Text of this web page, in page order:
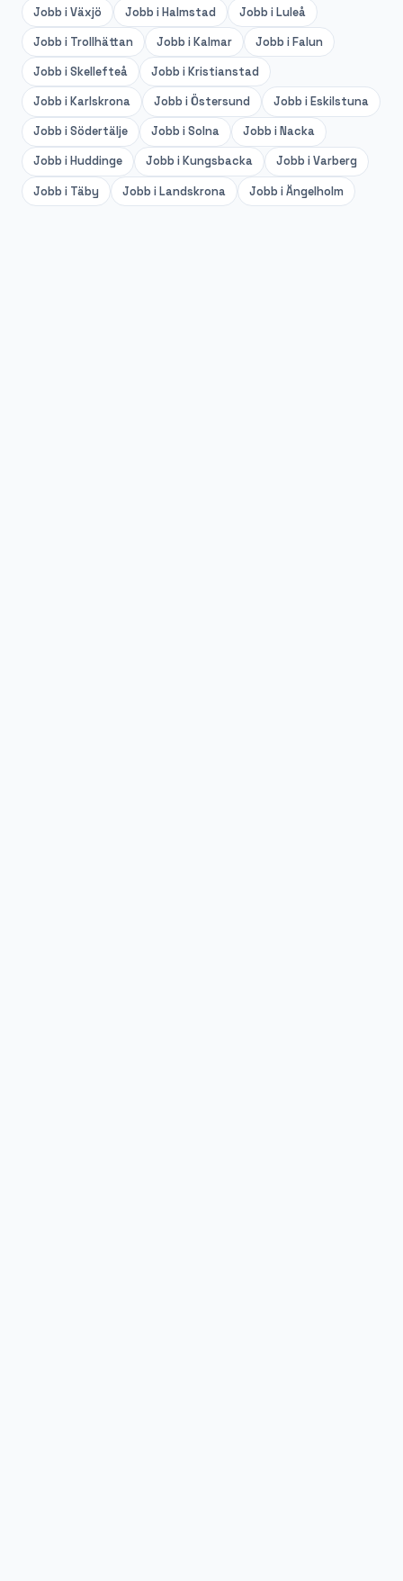
Jobb iVäxjö Jobb iHalmstad Jobb iLuleå
Jobb i Trollhättan Jobb iKalmar Jobb iFalun
Jobb iSkellefteå Jobb iKristianstad
Jobb iKarlskrona Jobb iÖstersund Jobb iEskilstuna
Jobb iSödertälje Jobb iSolna Jobb iNacka
Jobb iHuddinge Jobb iKungsbacka Jobb iVarberg
Jobb i Täby Jobb iLandskrona Jobb iÄngelholm